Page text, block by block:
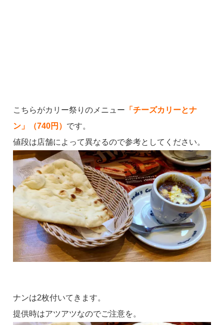
こちらがカリー祭りのメニュー 「チーズカリーとナ
ン」（740円） です。
値段は店舗によって異なるので参考としてください。
ナンは2枚付いてきます。
提供時はアツアツなのでご注意を。